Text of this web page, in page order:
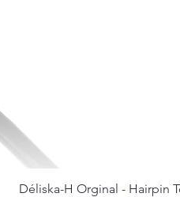
Déliska-H Orginal - Hairpin